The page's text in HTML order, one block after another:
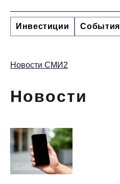
Инвестиции События
Новости СМИ2
Новости